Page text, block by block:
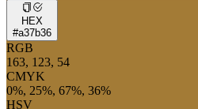
HEX
#a37b36
RGB
163, 123, 54
CMYK
0%, 25%, 67%, 36%
HSV